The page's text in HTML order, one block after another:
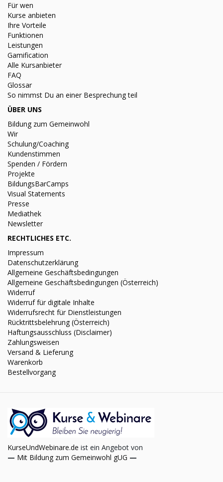
Für wen
Kurse anbieten
Ihre Vorteile
Funktionen
Leistungen
Gamification
Alle Kursanbieter
FAQ
Glossar
So nimmst Du an einer Besprechung teil
ÜBER UNS
Bildung zum Gemeinwohl
Wir
Schulung/Coaching
Kundenstimmen
Spenden / Fördern
Projekte
BildungsBarCamps
Visual Statements
Presse
Mediathek
Newsletter
RECHTLICHES ETC.
Impressum
Datenschutzerklärung
Allgemeine Geschäftsbedingungen
Allgemeine Geschäftsbedingungen (Österreich)
Widerruf
Widerruf für digitale Inhalte
Widerrufsrecht für Dienstleistungen
Rücktrittsbelehrung (Österreich)
Haftungsausschluss (Disclaimer)
Zahlungsweisen
Versand & Lieferung
Warenkorb
Bestellvorgang
KurseUndWebinare.de ist ein Angebot von
— Mit Bildung zum Gemeinwohl gUG —